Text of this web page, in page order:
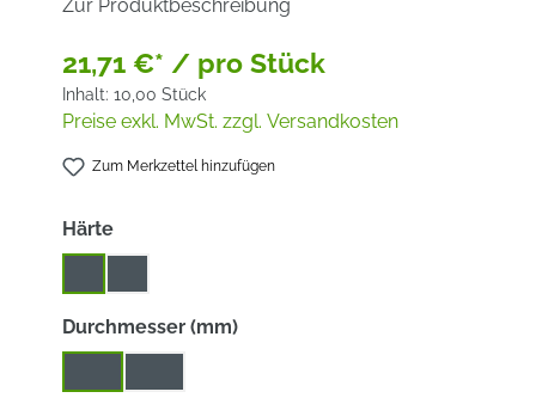
Zur Produktbeschreibung
21,71 €* / pro Stück
Inhalt: 10,00 Stück
Preise exkl. MwSt. zzgl. Versandkosten
Zum Merkzettel hinzufügen
Härteauswählen
Durchmesser (mm)auswählen